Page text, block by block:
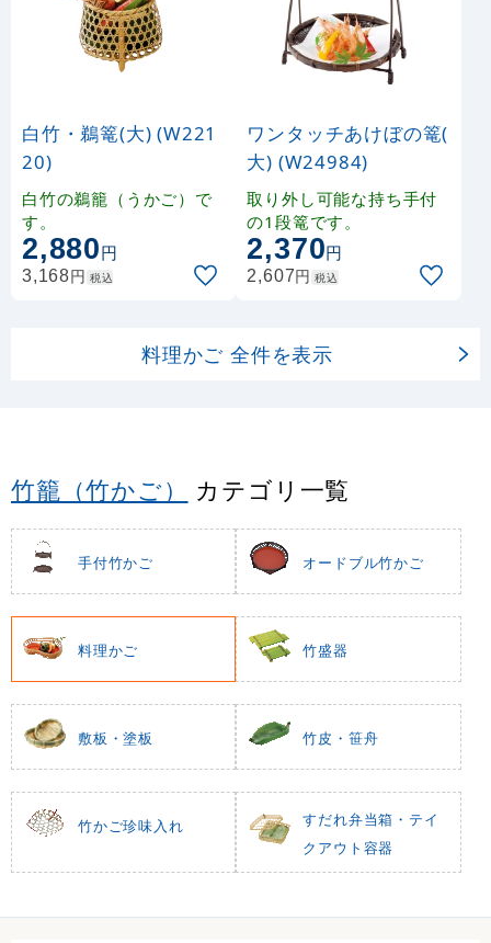
白竹・鵜篭(大) (W221
20)
白竹の鵜籠（うかご）で
す。
2,880円
3,168円 税込
ワンタッチあけぼの篭(
大) (W24984)
取り外し可能な持ち手付
の1段篭です。
2,370円
2,607円 税込
料理かご 全件を表示
竹籠（竹かご） カテゴリ一覧
手付竹かご オードブル竹かご
料理かご 竹盛器
敷板・塗板 竹皮・笹舟
竹かご珍味入れ
すだれ弁当箱・テイ
クアウト容器